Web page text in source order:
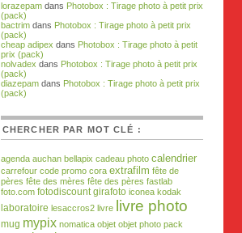
lorazepam dans Photobox : Tirage photo à petit prix
(pack)
bactrim dans Photobox : Tirage photo à petit prix
(pack)
cheap adipex dans Photobox : Tirage photo à petit
prix (pack)
nolvadex dans Photobox : Tirage photo à petit prix
(pack)
diazepam dans Photobox : Tirage photo à petit prix
(pack)
CHERCHER PAR MOT CLÉ :
agenda auchan bellapix cadeau photo calendrier
carrefour code promo cora extrafilm fête de
pères fête des mères fête des pères fastlab
foto.com fotodiscount girafoto iconea kodak
laboratoire lesaccros2 livre livre photo
mug mypix nomatica objet objet photo pack